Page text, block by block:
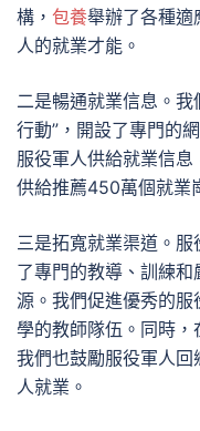
構， 包養舉辦了各種適
人的就業才能。
二是暢通就業信息。
行動”，開設了專門的
服役軍人供給就業信
供給推薦450萬個就業
三是拓寬就業渠道。
了專門的教導、訓練
源。我們促進優秀的服
學的教師隊伍。同時，
我們也鼓勵服役軍人
人就業。